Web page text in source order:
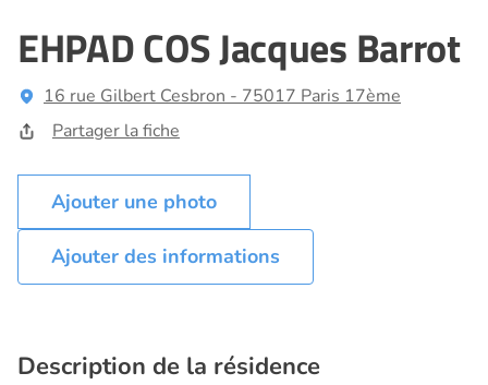
EHPAD COS Jacques Barrot
16 rue Gilbert Cesbron - 75017 Paris 17ème
Partager la fiche
Ajouter des informations
Description de la résidence